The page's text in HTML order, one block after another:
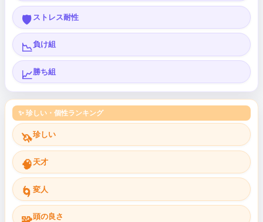
🛡️ ストレス耐性
📉負け組
📈勝ち組
✨ 珍しい・個性ランキング
🦄珍しい
🧠 天才
🌀 変人
頭の良さ